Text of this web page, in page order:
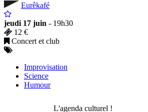
Eurêkafé
jeudi 17 juin - 19h30
12 €
Concert et club
Improvisation
Science
Humour
L'agenda culturel !